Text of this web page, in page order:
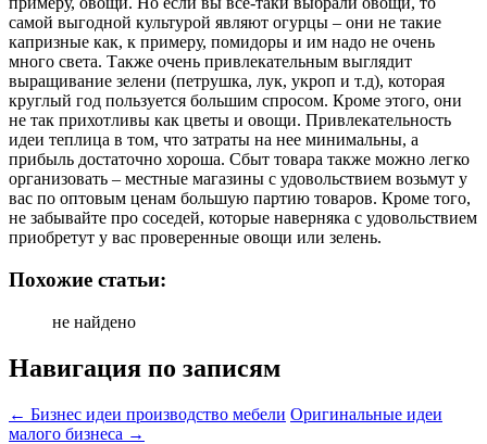
самой выгодной культурой являют огурцы – они не такие
капризные как, к примеру, помидоры и им надо не очень
много света. Также очень привлекательным выглядит
выращивание зелени (петрушка, лук, укроп и т.д), которая
круглый год пользуется большим спросом. Кроме этого, они
не так прихотливы как цветы и овощи. Привлекательность
идеи теплица в том, что затраты на нее минимальны, а
прибыль достаточно хороша. Сбыт товара также можно легко
организовать – местные магазины с удовольствием возьмут у
вас по оптовым ценам большую партию товаров. Кроме того,
не забывайте про соседей, которые наверняка с удовольствием
приобретут у вас проверенные овощи или зелень.
Похожие статьи:
не найдено
Навигация по записям
← Бизнес идеи производство мебели Оригинальные идеи
малого бизнеса →